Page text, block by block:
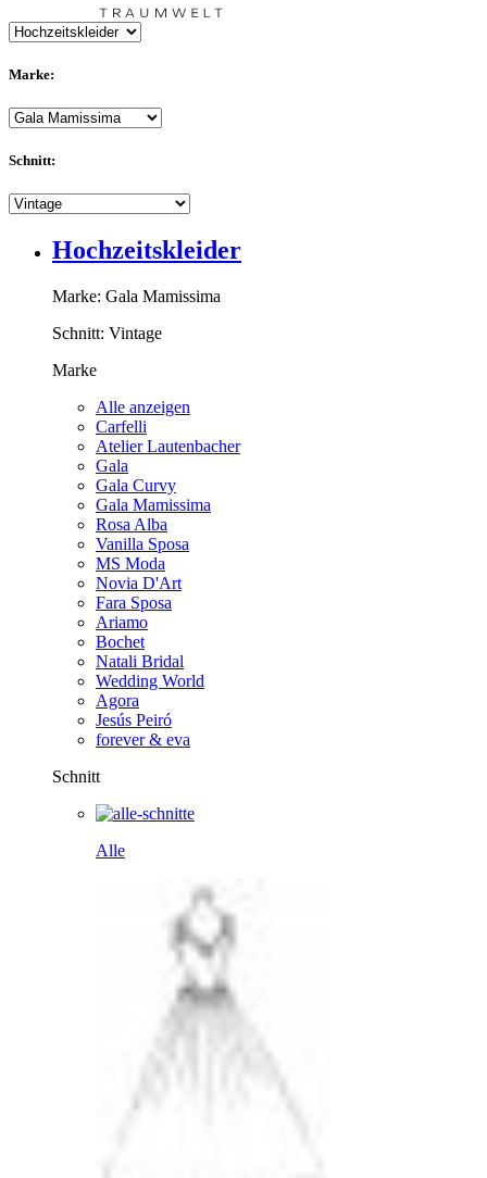
Marke:
Schnitt:
Hochzeitskleider
Marke: Gala Mamissima
Schnitt: Vintage
Marke
Alle anzeigen
Carfelli
Atelier Lautenbacher
Gala
Gala Curvy
Gala Mamissima
Rosa Alba
Vanilla Sposa
MS Moda
Novia D'Art
Fara Sposa
Ariamo
Bochet
Natali Bridal
Wedding World
Agora
Jesús Peiró
forever & eva
Schnitt
Alle